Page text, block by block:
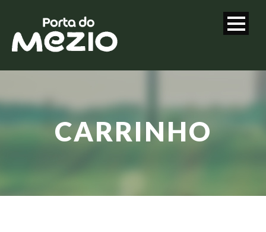
CARRINHO